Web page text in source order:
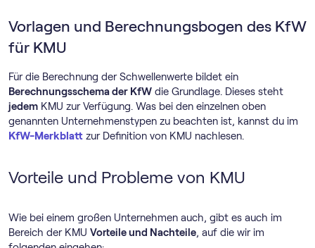
Vorlagen und Berechnungsbogen des KfW
für KMU
Für die Berechnung der Schwellenwerte bildet ein
Berechnungsschema der KfW die Grundlage. Dieses steht
jedem KMU zur Verfügung. Was bei den einzelnen oben
genannten Unternehmenstypen zu beachten ist, kannst du im
KfW-Merkblatt zur Definition von KMU nachlesen.
Vorteile und Probleme von KMU
Wie bei einem großen Unternehmen auch, gibt es auch im
Bereich der KMU Vorteile und Nachteile, auf die wir im